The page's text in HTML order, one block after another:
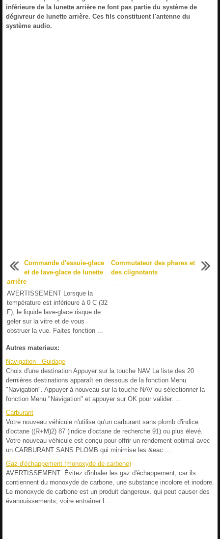
inférieure de la lunette arrière ne font pas partie du système de
dégivreur de lunette arrière. Ces fils constituent l'antenne du
système audio.
Commande d'essuie-glace
et de lave-glace de lunette
arrière
AVERTISSEMENT Lorsque la
température est inférieure à 0 C (32
F), le liquide lave-glace risque de
geler sur la vitre et de vous
obstruer la vue. Faites fonction ...
Commutateur des phares et
des clignotants
Autres materiaux:
Navigation - Guidage
Choix d'une destination Appuyer sur la touche NAV La liste des 20
dernières destinations apparaît en dessous de la fonction Menu
"Navigation". Appuyer à nouveau sur la touche NAV ou sélectionner la
fonction Menu "Navigation" et appuyer sur OK pour valider. ...
Carburant
Votre nouveau véhicule n'utilise qu'un carburant sans plomb d'indice
d'octane ((R+M)2) 87 (indice d'octane de recherche 91) ou plus élevé.
Votre nouveau véhicule est conçu pour offrir un rendement optimal avec
un CARBURANT SANS PLOMB qui minimise les &eac ...
Gaz d'échappement (monoxyde de carbone)
AVERTISSEMENT Évitez d'inhaler les gaz d'échappement, car ils
contiennent du monoxyde de carbone, une substance incolore et inodore.
Le monoxyde de carbone est un produit dangereux. qui peut causer des
évanouissements, voire entraîner l ...